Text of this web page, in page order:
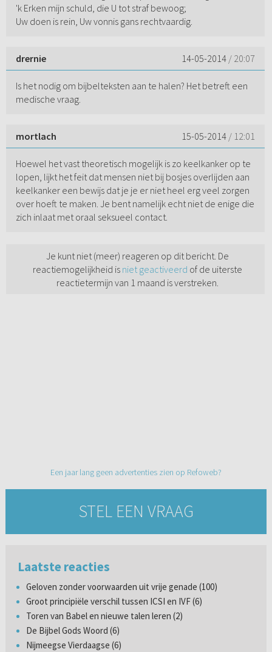
'k Erken mijn schuld, die U tot straf bewoog;
Uw doen is rein, Uw vonnis gans rechtvaardig.
drernie 14-05-2014 / 20:07
Is het nodig om bijbelteksten aan te halen? Het betreft een
medische vraag.
mortlach 15-05-2014 / 12:01
Hoewel het vast theoretisch mogelijk is zo keelkanker op te
lopen, lijkt het feit dat mensen niet bij bosjes overlijden aan
keelkanker een bewijs dat je je er niet heel erg veel zorgen
over hoeft te maken. Je bent namelijk echt niet de enige die
zich inlaat met oraal seksueel contact.
Je kunt niet (meer) reageren op dit bericht. De
reactiemogelijkheid is niet geactiveerd of de uiterste
reactietermijn van 1 maand is verstreken.
Een jaar lang geen advertenties zien op Refoweb?
STEL EEN VRAAG
Laatste reacties
Geloven zonder voorwaarden uit vrije genade (100)
Groot principiële verschil tussen ICSI en IVF (6)
Toren van Babel en nieuwe talen leren (2)
De Bijbel Gods Woord (6)
Nijmeegse Vierdaagse (6)